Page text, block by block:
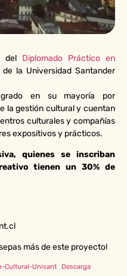
del Diplomado Práctico en
de la Universidad Santander
en su mayoría por
la gestión cultural y cuentan
culturales y compañías
expositivos y prácticos.
quienes se inscriban
tienen un 30% de
más de este proyecto!
Cultural-Unisant Descarga